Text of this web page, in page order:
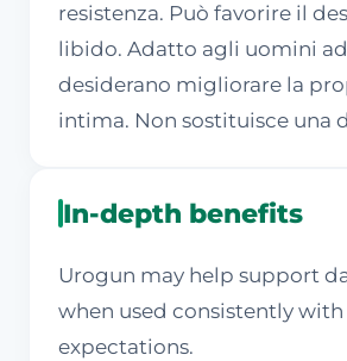
resistenza. Può favorire il
libido. Adatto agli uomini
desiderano migliorare la
intima. Non sostituisce una
In-depth benefits
Urogun may help support
when used consistently
expectations.